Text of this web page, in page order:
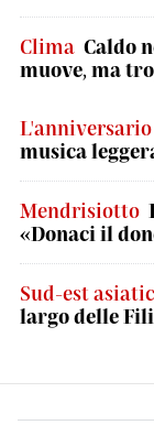
Clima Caldo
muove, ma
L'anniversario
musica
Mendrisiotto
«Donaci il
Sud-est
largo delle